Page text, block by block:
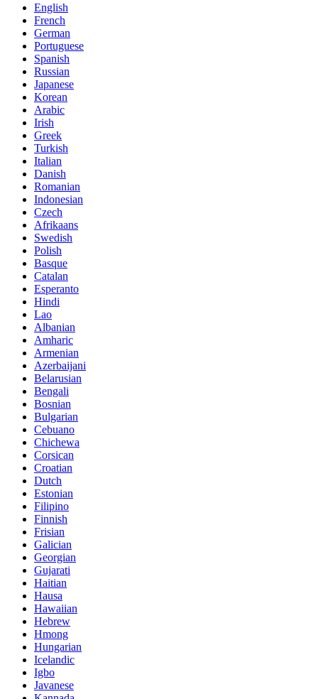
English
French
German
Portuguese
Spanish
Russian
Japanese
Korean
Arabic
Irish
Greek
Turkish
Italian
Danish
Romanian
Indonesian
Czech
Afrikaans
Swedish
Polish
Basque
Catalan
Esperanto
Hindi
Lao
Albanian
Amharic
Armenian
Azerbaijani
Belarusian
Bengali
Bosnian
Bulgarian
Cebuano
Chichewa
Corsican
Croatian
Dutch
Estonian
Filipino
Finnish
Frisian
Galician
Georgian
Gujarati
Haitian
Hausa
Hawaiian
Hebrew
Hmong
Hungarian
Icelandic
Igbo
Javanese